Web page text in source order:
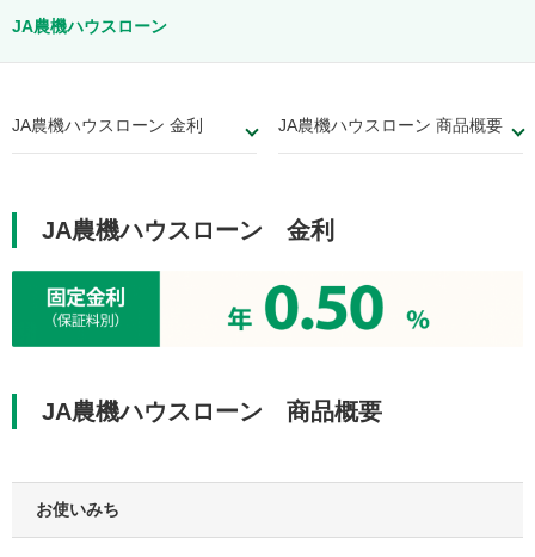
JA農機ハウスローン
JA農機ハウスローン 金利 JA農機ハウスローン 商品概要
JA農機ハウスローン 金利
JA農機ハウスローン 商品概要
お使いみち